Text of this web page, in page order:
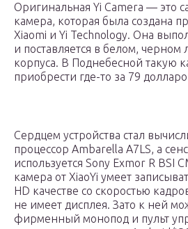
Оригинальная Yi Camera — это
камера, которая была создана
Xiaomi и Yi Technology. Она
и поставляется в белом, черном
корпуса. В Поднебесной такую
приобрести где-то за 79
Сердцем устройства стал
процессор Ambarella A7LS, а
используется Sony Exmor R BSI
камера от XiaoYi умеет
HD качестве со скоростью
не имеет дисплея. Зато к ней
фирменный монопод и пульт